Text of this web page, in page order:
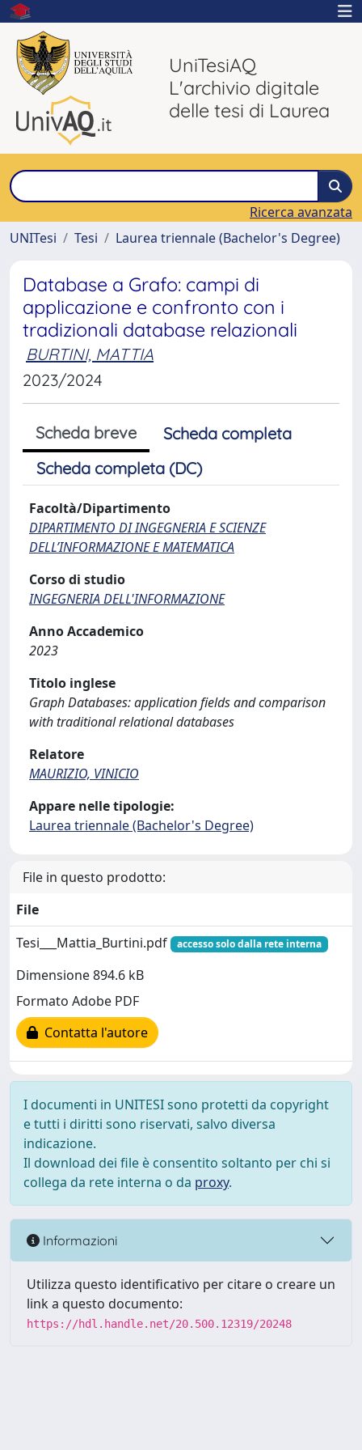
UniTesiAQ
L'archivio digitale
delle tesi di Laurea
Ricerca avanzata
UNITesi
Tesi Laurea triennale (Bachelor's Degree)
Database a Grafo: campi di
applicazione e confronto con i
tradizionali database relazionali
BURTINI, MATTIA
2023/2024
Scheda breve
Scheda completa
Scheda completa (DC)
Facoltà/Dipartimento
DIPARTIMENTO DI INGEGNERIA E SCIENZE
DELL’INFORMAZIONE E MATEMATICA
Corso di studio
INGEGNERIA DELL'INFORMAZIONE
Anno Accademico
2023
Titolo inglese
Graph Databases: application fields and comparison
with traditional relational databases
Relatore
MAURIZIO, VINICIO
Appare nelle tipologie:
Laurea triennale (Bachelor's Degree)
File in questo prodotto:
File
Tesi___Mattia_Burtini.pdf
accesso solo dalla rete interna
Dimensione 894.6 kB
Formato Adobe PDF
Contatta l'autore
I documenti in UNITESI sono protetti da copyright
e tutti i diritti sono riservati, salvo diversa
indicazione.
Il download dei file è consentito soltanto per chi si
collega da rete interna o da proxy.
Informazioni
Utilizza questo identificativo per citare o creare un
link a questo documento:
https://hdl.handle.net/20.500.12319/20248